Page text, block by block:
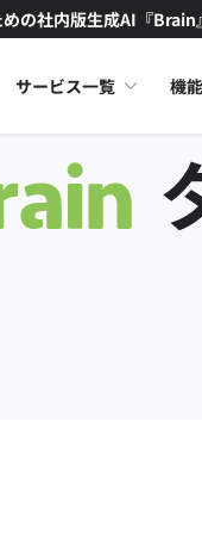
の社内版生成AI『Brain
サービス一覧 機能